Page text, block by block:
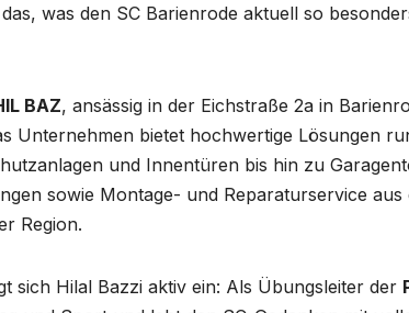
was den SC Barienrode aktuell so
BAZ, ansässig in der Eichstraße 2a in
Unternehmen bietet hochwertige Lösungen
und Innentüren bis hin zu
sowie Montage- und Reparaturservice
Region.
sich Hilal Bazzi aktiv ein: Als Übungsleiter der